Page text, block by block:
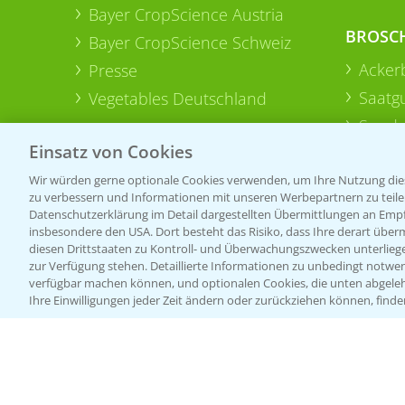
Bayer CropScience Austria
Bayer CropScience Schweiz
Presse
Vegetables Deutschland
Einsatz von Cookies
Wir würden gerne optionale Cookies verwenden, um Ihre Nutzung
zu verbessern und Informationen mit unseren Werbepartnern zu
Datenschutzerklärung im Detail dargestellten Übermittlungen an
insbesondere den USA. Dort besteht das Risiko, dass Ihre derart
diesen Drittstaaten zu Kontroll- und Überwachungszwecken
zur Verfügung stehen. Detaillierte Informationen zu unbedingt
verfügbar machen können, und optionalen Cookies, die unten
Ihre Einwilligungen jeder Zeit ändern oder zurückziehen können,